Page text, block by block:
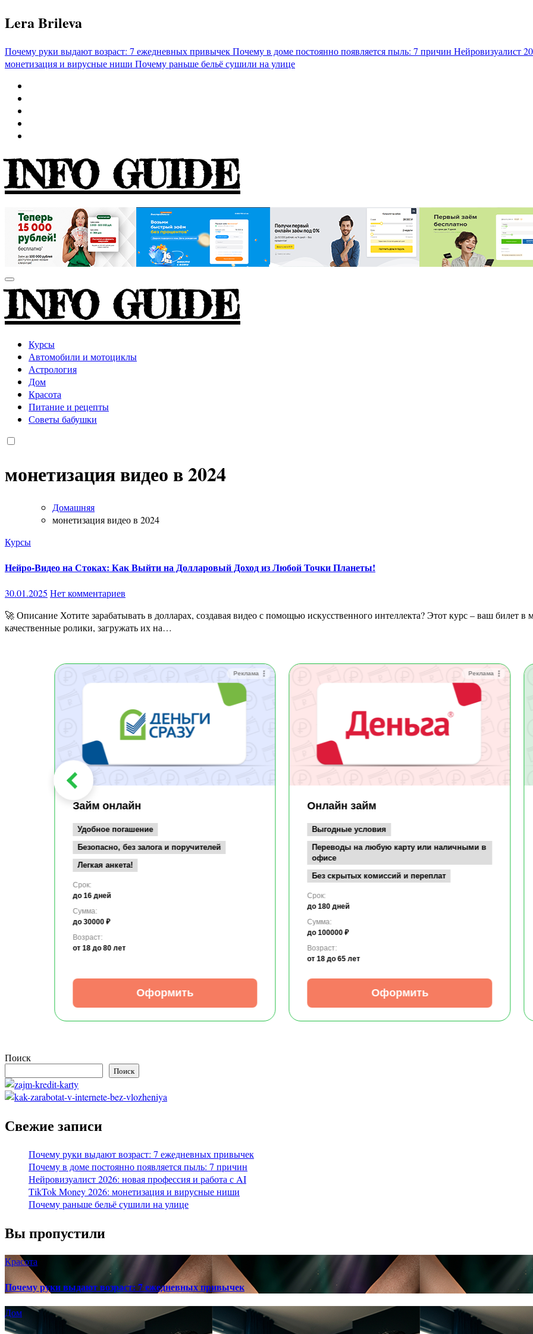
Перейти
к
Lera Brileva
Почему руки выдают возраст: 7 ежедневных привычекПочему в доме постоянно появляется пыль: 7 причин Нейровизуалист
монетизация и вирусные ниши Почему раньше бельё сушили на улице
INFO GUIDE
INFO GUIDE
Курсы
Автомобили и мотоциклы
Астрология
Дом
Красота
Питание и рецепты
Советы бабушки
монетизация видео в 2024
Домашняя
монетизация видео в 2024
Курсы
Нейро-Видео на Стоках: Как Выйти на Долларовый Доход из Любой Точки Планеты!
30.01.2025 Нет комментариев
🚀 Описание Хотите зарабатывать в долларах, создавая видео с помощью искусственного интеллекта? Этот курс – ваш билет в мир пассивного дохода! Освойте нейросети, научитесь создавать
качественные ролики, загружать их на…
Реклама
Займ онлайн
Удобное погашение
Безопасно, без залога и поручителей
Легкая анкета!
Срок:
до 16 дней
Сумма:
до 30000 ₽
Возраст:
от 18 до 80 лет
Оформить
Реклама
Онлайн займ
Выгодные условия
Переводы на любую карту или наличными в
офисе
Без скрытых комиссий и переплат
Срок:
до 180 дней
Сумма:
до 100000 ₽
Возраст:
от 18 до 65 лет
Оформить
Поиск
Поиск
Свежие записи
Почему руки выдают возраст: 7 ежедневных привычек
Почему в доме постоянно появляется пыль: 7 причин
Нейровизуалист 2026: новая профессия и работа с AI
TikTok Money 2026: монетизация и вирусные ниши
Почему раньше бельё сушили на улице
Вы пропустили
Красота
Почему руки выдают возраст: 7 ежедневных привычек
Дом